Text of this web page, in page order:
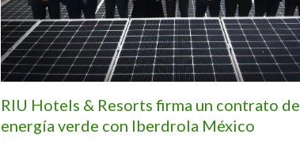
RIU Hotels & Resorts firma un contrato de
energía verde con Iberdrola México